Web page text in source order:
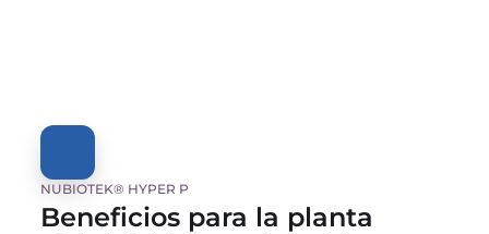
NUBIOTEK® HYPER P
Beneficios para la planta